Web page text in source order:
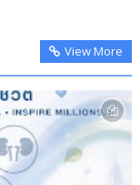
View More